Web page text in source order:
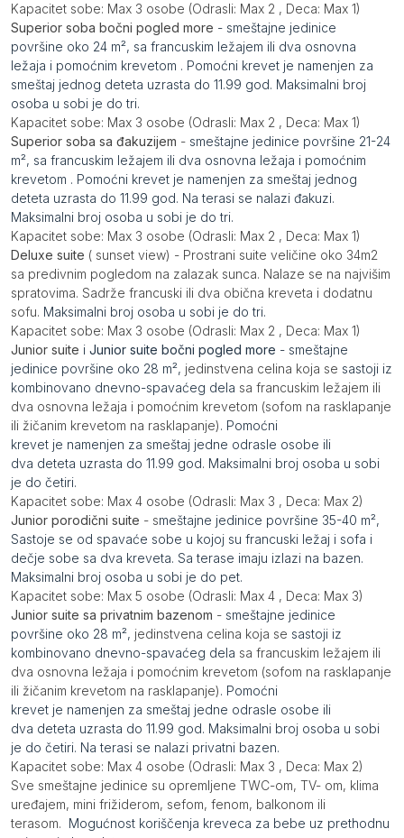
Kapacitet sobe: Max 3 osobe (Odrasli: Max 2 , Deca: Max 1)
Superior soba bočni pogled more - smeštajne jedinice
površine oko 24 m², sa francuskim ležajem ili dva osnovna
ležaja i pomoćnim krevetom . Pomoćni krevet je namenjen za
smeštaj jednog deteta uzrasta do 11.99 god. Maksimalni broj
osoba u sobi je do tri.
Kapacitet sobe: Max 3 osobe (Odrasli: Max 2 , Deca: Max 1)
Superior soba sa đakuzijem - smeštajne jedinice površine 21-24
m², sa francuskim ležajem ili dva osnovna ležaja i pomoćnim
krevetom . Pomoćni krevet je namenjen za smeštaj jednog
deteta uzrasta do 11.99 god. Na terasi se nalazi đakuzi.
Maksimalni broj osoba u sobi je do tri.
Kapacitet sobe: Max 3 osobe (Odrasli: Max 2 , Deca: Max 1)
Deluxe suite ( sunset view) - Prostrani suite veličine oko 34m2
sa predivnim pogledom na zalazak sunca. Nalaze se na najvišim
spratovima. Sadrže francuski ili dva obična kreveta i dodatnu
sofu. Maksimalni broj osoba u sobi je do tri.
Kapacitet sobe: Max 3 osobe (Odrasli: Max 2 , Deca: Max 1)
Junior suite i Junior suite bočni pogled more - smeštajne
jedinice površine oko 28 m², jedinstvena celina koja se sastoji iz
kombinovano dnevno-spavaćeg dela sa francuskim ležajem ili
dva osnovna ležaja i pomoćnim krevetom (sofom na rasklapanje
ili žičanim krevetom na rasklapanje). Pomoćni
krevet je namenjen za smeštaj jedne odrasle osobe ili
dva deteta uzrasta do 11.99 god. Maksimalni broj osoba u sobi
je do četiri.
Kapacitet sobe: Max 4 osobe (Odrasli: Max 3 , Deca: Max 2)
Junior porodični suite - smeštajne jedinice površine 35-40 m²,
Sastoje se od spavaće sobe u kojoj su francuski ležaj i sofa i
dečje sobe sa dva kreveta. Sa terase imaju izlazi na bazen.
Maksimalni broj osoba u sobi je do pet.
Kapacitet sobe: Max 5 osobe (Odrasli: Max 4 , Deca: Max 3)
Junior suite sa privatnim bazenom - smeštajne jedinice
površine oko 28 m², jedinstvena celina koja se sastoji iz
kombinovano dnevno-spavaćeg dela sa francuskim ležajem ili
dva osnovna ležaja i pomoćnim krevetom (sofom na rasklapanje
ili žičanim krevetom na rasklapanje). Pomoćni
krevet je namenjen za smeštaj jedne odrasle osobe ili
dva deteta uzrasta do 11.99 god. Maksimalni broj osoba u sobi
je do četiri. Na terasi se nalazi privatni bazen.
Kapacitet sobe: Max 4 osobe (Odrasli: Max 3 , Deca: Max 2)
Sve smeštajne jedinice su opremljene TWC-om, TV- om, klima
uređajem, mini frižiderom, sefom, fenom, balkonom ili
terasom. Mogućnost koriščenja kreveca za bebe uz prethodnu